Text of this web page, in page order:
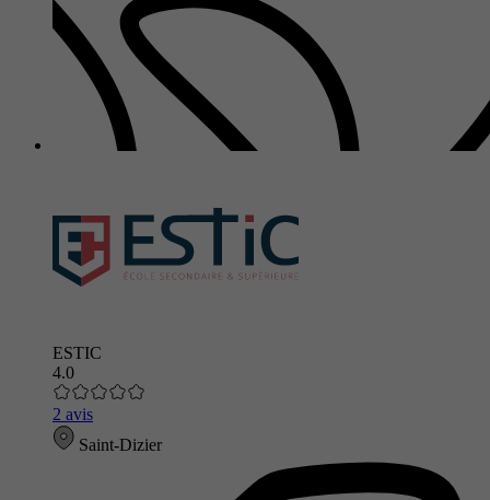
ESTIC
4.0
2 avis
Saint-Dizier